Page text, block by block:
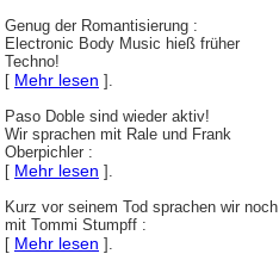
Genug der Romantisierung :
Electronic Body Music hieß früher
Techno!
[ Mehr lesen ].
Paso Doble sind wieder aktiv!
Wir sprachen mit Rale und Frank
Oberpichler :
[ Mehr lesen ].
Kurz vor seinem Tod sprachen wir noch
mit Tommi Stumpff :
[ Mehr lesen ].